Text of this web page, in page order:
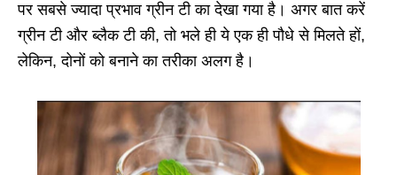
पर सबसे ज्यादा प्रभाव ग्रीन टी का देखा गया है। अगर बात करें
ग्रीन टी और ब्लैक टी की, तो भले ही ये एक ही पौधे से मिलते हों,
लेकिन, दोनों को बनाने का तरीका अलग है।